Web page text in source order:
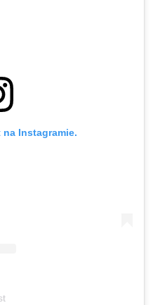
Instagramie.